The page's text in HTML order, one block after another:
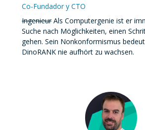
Co-Fundador y CTO
IngenieurAls Computergenie ist er
Suche nach Möglichkeiten, einen
gehen. Sein Nonkonformismus
DinoRANK nie aufhört zu wachsen.